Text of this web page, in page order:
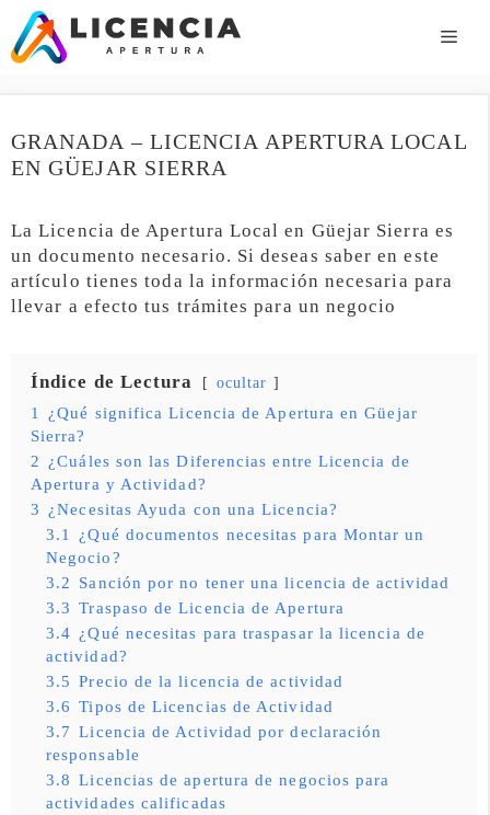
Saltar
contenido
GRANADA – LICENCIA APERTURA LOCAL
EN GÜEJAR SIERRA
La Licencia de Apertura Local en Güejar Sierra es
un documento necesario. Si deseas saber en este
artículo tienes toda la información necesaria para
llevar a efecto tus trámites para un negocio
Índice de Lectura ocultar
1
¿Qué significa Licencia de Apertura en Güejar
Sierra?
2 ¿Cuáles son las Diferencias entre Licencia de
Apertura y Actividad?
3 ¿Necesitas Ayuda con una Licencia?
3.1
¿Qué documentos necesitas para Montar un
Negocio?
3.2 Sanción por no tener una licencia de actividad
3.3 Traspaso de Licencia de Apertura
3.4 ¿Qué necesitas para traspasar la licencia de
actividad?
3.5 Precio de la licencia de actividad
3.6 Tipos de Licencias de Actividad
3.7 Licencia de Actividad por declaración
responsable
3.8 Licencias de apertura de negocios para
actividades calificadas